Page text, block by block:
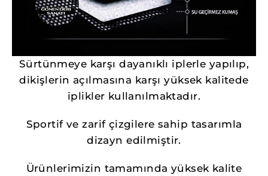
Sürtünmeye karşı dayanıklı iplerle yapılıp,
dikişlerin açılmasına karşı yüksek kalitede
iplikler kullanılmaktadır.
Sportif ve zarif çizgilere sahip tasarımla
dizayn edilmiştir.
Ürünlerimizin tamamında yüksek kalite